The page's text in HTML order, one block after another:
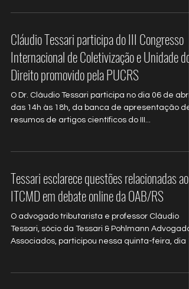
Cláudio Tessari participa do III Congresso
Internacional de Coletivização e Unidade do
Direito promovido pela PUCRS
O Dr. Cláudio Tessari participa no dia 06 de abril,
das 14h às 18h, da banca de apresentação de
resumos de artigos científicos do III...
Tessari esclarece questões relacionadas ao
ITCMD em debate online da OAB/RS
O advogado tributarista e professor Cláudio
Tessari, sócio da Tessari & Pohlmann
Associados, participou nessa quinta-feira, dia